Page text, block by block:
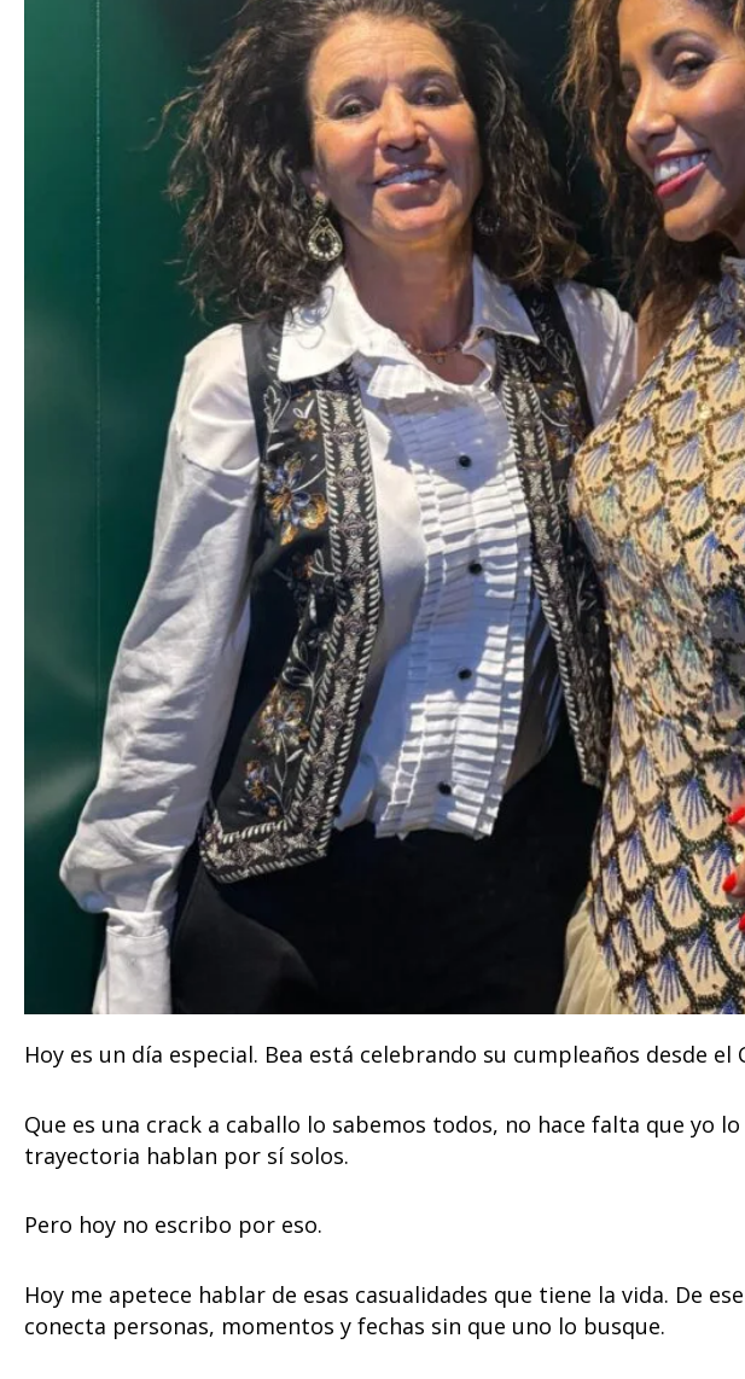
Hoy es un día especial. Bea está celebrando su cumpleaños desde el
Que es una crack a caballo lo sabemos todos, no hace falta que yo
trayectoria hablan por sí solos.
Pero hoy no escribo por eso.
Hoy me apetece hablar de esas casualidades que tiene la vida. De
conecta personas, momentos y fechas sin que uno lo busque.